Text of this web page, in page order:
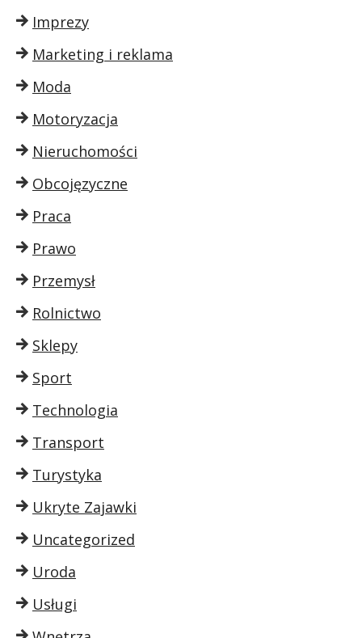
Imprezy
Marketing i reklama
Moda
Motoryzacja
Nieruchomości
Obcojęzyczne
Praca
Prawo
Przemysł
Rolnictwo
Sklepy
Sport
Technologia
Transport
Turystyka
Ukryte Zajawki
Uncategorized
Uroda
Usługi